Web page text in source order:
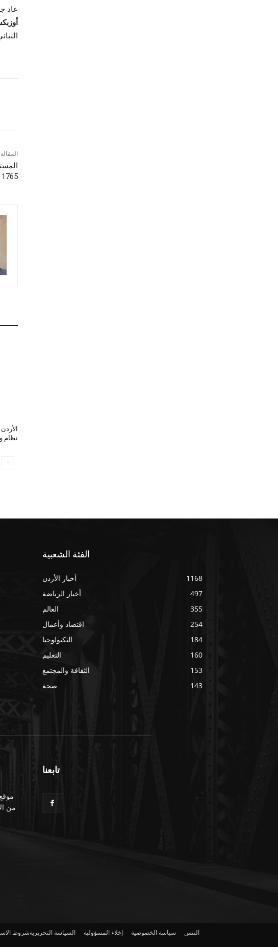
عاد
1765 مراجعاً في يوم واحد
نظام
الفئة الشعبية
أخبار الأردن
1168
أخبار الرياضة
497
العالم
355
اقتصاد وأعمال
254
التكنولوجيا
184
التعليم
160
الثقافة والمجتمع
153
صحة
143
من
تابعنا
التنس سياسة الخصوصية إخلاء المسؤولية السياسة التحريريةشروط